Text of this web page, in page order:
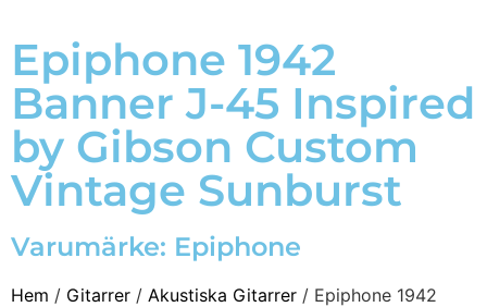
Epiphone 1942
Banner J-45 Inspired
by Gibson Custom
Vintage Sunburst
Varumärke: Epiphone
Hem / Gitarrer / Akustiska Gitarrer / Epiphone 1942